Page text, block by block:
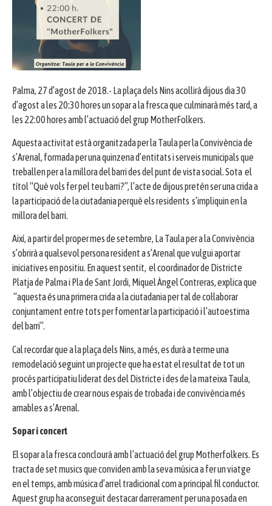
Palma, 27 d’agost de 2018.- La plaça dels Nins acollirà dijous dia 30
d’agost a les 20:30 hores un sopar a la fresca que culminarà més tard, a
les 22:00 hores amb l’actuació del grup MotherFolkers.
Aquesta activitat està organitzada per la Taula per la Convivència de
s’Arenal, formada per una quinzena d’entitats i serveis municipals que
treballen per a la millora del barri des del punt de vista social. Sota el
títol “Què vols fer pel teu barri?”, l’acte de dijous pretén ser una crida a
la participació de la ciutadania perquè els residents s’impliquin en la
millora del barri.
Així, a partir del proper mes de setembre, La Taula per a la Convivència
s’obrirà a qualsevol persona resident a s’Arenal que vulgui aportar
iniciatives en positiu. En aquest sentit, el coordinador de Districte
Platja de Palma i Pla de Sant Jordi, Miquel Àngel Contreras, explica que
“aquesta és una primera crida a la ciutadania per tal de col·laborar
conjuntament entre tots per fomentar la participació i l’autoestima
del barri”.
Cal recordar que a la plaça dels Nins, a més, es durà a terme una
remodelació seguint un projecte que ha estat el resultat de tot un
procés participatiu liderat des del Districte i des de la mateixa Taula,
amb l’objectiu de crear nous espais de trobada i de convivència més
amables a s’Arenal.
Sopar i concert
El sopar a la fresca conclourà amb l’actuació del grup Motherfolkers. Es
tracta de set musics que conviden amb la seva música a fer un viatge
en el temps, amb música d’arrel tradicional com a principal fil conductor.
Aquest grup ha aconseguit destacar darrerament per una posada en